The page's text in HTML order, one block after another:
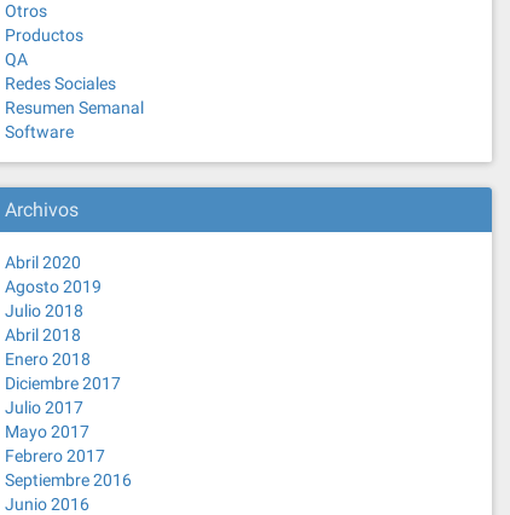
Otros
Productos
QA
Redes Sociales
Resumen Semanal
Software
Archivos
Abril 2020
Agosto 2019
Julio 2018
Abril 2018
Enero 2018
Diciembre 2017
Julio 2017
Mayo 2017
Febrero 2017
Septiembre 2016
Junio 2016